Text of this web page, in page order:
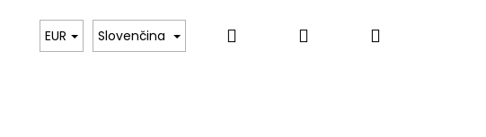
Oblečenie Kontakt
EUR Slovenčina Hľadať PrihlásenieNákupný